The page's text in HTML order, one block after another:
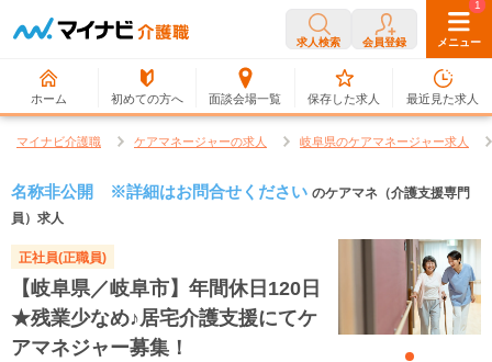
求人検索 会員登録 メニュー
ホーム 初めての方へ 面談会場一覧
0
保存した求人
1
最近見た求人
マイナビ介護職 ケアマネージャーの求人 岐阜県のケアマネージャー求人
名称非公開 ※詳細はお問合せください のケアマネ（介護支援専門
員）求人
正社員(正職員)
【岐阜県／岐阜市】年間休日120日
★残業少なめ♪居宅介護支援にてケ
アマネジャー募集！